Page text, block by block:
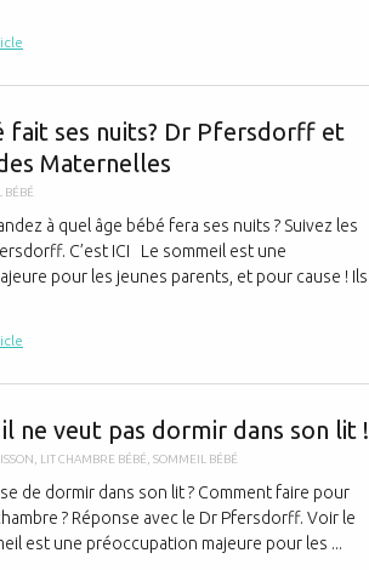
fait ses nuits? Dr Pfersdorff et
Maternelles
BÉBÉ
à quel âge bébé fera ses nuits ? Suivez les
C’est ICI Le sommeil est une
pour les jeunes parents, et pour cause ! Ils
ne veut pas dormir dans son lit !
LIT CHAMBRE BÉBÉ SOMMEIL BÉBÉ
de dormir dans son lit ? Comment faire pour
? Réponse avec le Dr Pfersdorff. Voir le
est une préoccupation majeure pour les ...